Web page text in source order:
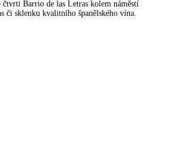
Barrio de las Letras kolem náměstí
či sklenku kvalitního španělského vína.